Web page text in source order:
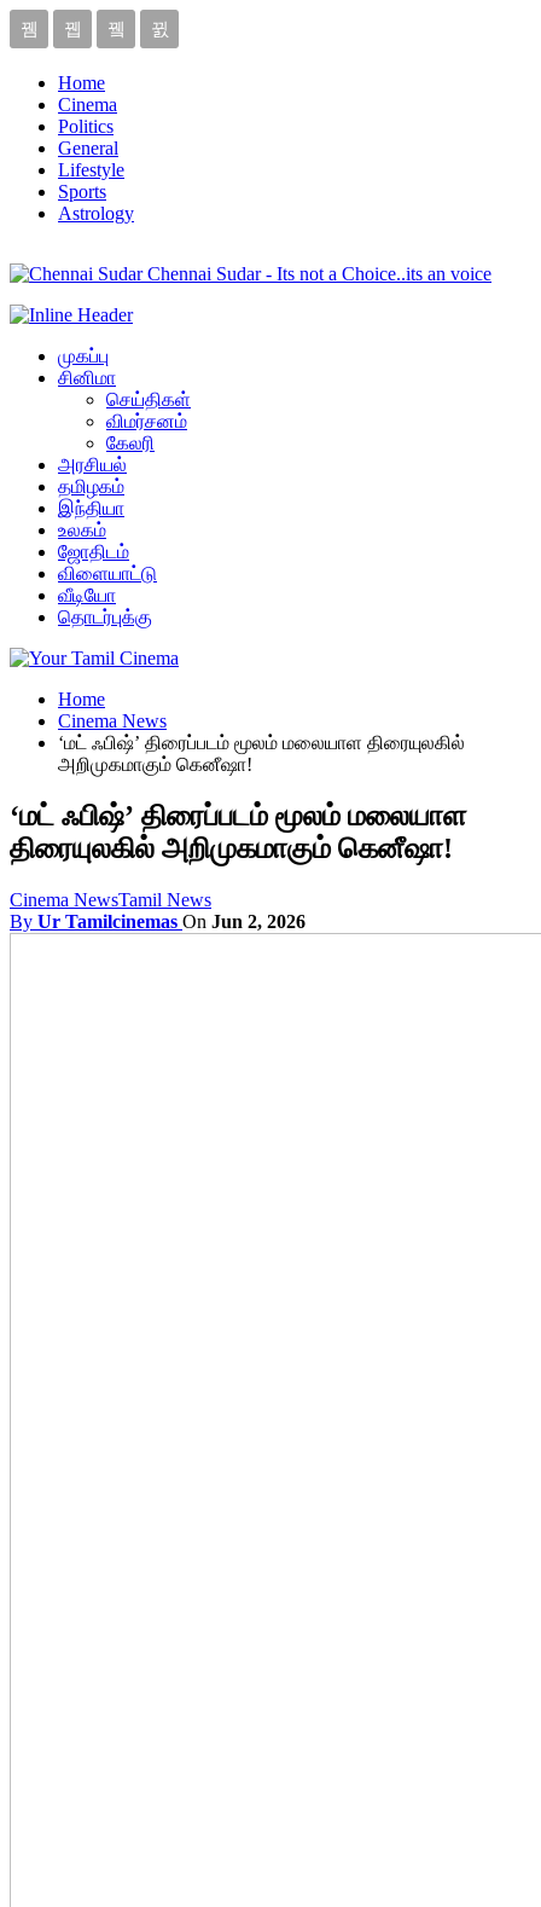
Home
Cinema
Politics
General
Lifestyle
Sports
Astrology
Chennai Sudar - Its not a Choice..its an voice
முகப்பு
சினிமா
செய்திகள்
விமர்சனம்
கேலரி
அரசியல்
தமிழகம்
இந்தியா
உலகம்
ஜோதிடம்
விளையாட்டு
வீடியோ
தொடர்புக்கு
Home
Cinema News
‘மட் ஃபிஷ்’ திரைப்படம் மூலம் மலையாள திரையுலகில்
அறிமுகமாகும் கெனீஷா!
‘மட் ஃபிஷ்’ திரைப்படம் மூலம் மலையாள
திரையுலகில் அறிமுகமாகும் கெனீஷா!
Cinema NewsTamil News
By Ur Tamilcinemas On Jun 2, 2026